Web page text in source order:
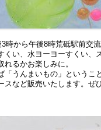
時から午後8時荒砥駅前交
くい、水ヨーヨーすくい、
れるかお楽しみに。
「うんまいもの」という
スなど販売いたします。ぜ